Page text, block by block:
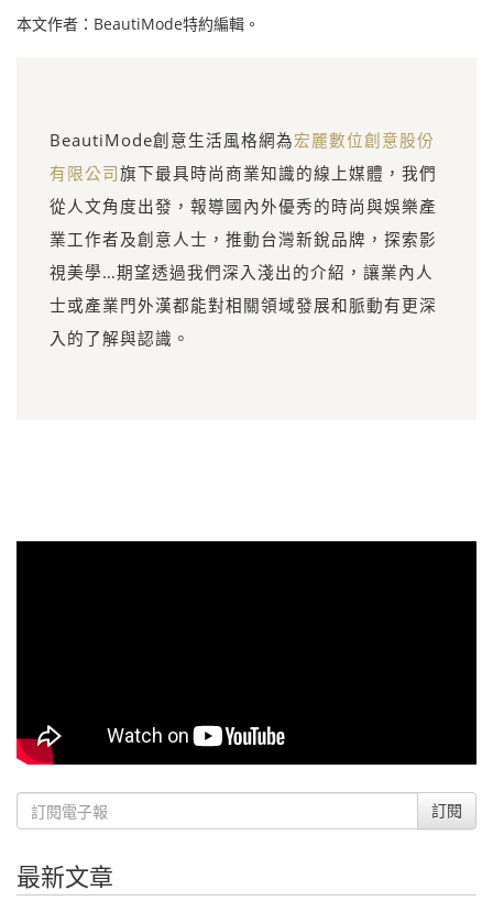
本文作者：BeautiMode特約編輯。
BeautiMode創意生活風格網為宏麗數位創意股份
有限公司旗下最具時尚商業知識的線上媒體，我們
從人文角度出發，報導國內外優秀的時尚與娛樂產
業工作者及創意人士，推動台灣新銳品牌，探索影
視美學…期望透過我們深入淺出的介紹，讓業內人
士或產業門外漢都能對相關領域發展和脈動有更深
入的了解與認識。
訂閱
最新文章